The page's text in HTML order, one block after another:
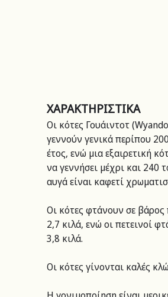
ΧΑΡΑΚΤΗΡΙΣΤΙΚΑ
Οι κότες Γουάιντοτ
γεννούν γενικά περίπου
έτος, ενώ μια εξαιρετική
να γεννήσει μέχρι και 240
αυγά είναι καφετί
Οι κότες φτάνουν σε βάρος
2,7 κιλά, ενώ οι πετεινοί
3,8 κιλά.
Οι κότες γίνονται καλές